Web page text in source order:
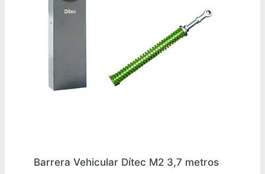
Barrera Vehicular Dítec M2 3,7 metros